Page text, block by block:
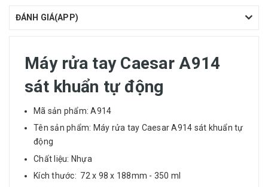
ĐÁNH GIÁ(APP)
Máy rửa tay Caesar A914
sát khuẩn tự động
Mã sản phẩm: A914
Tên sản phẩm: Máy rửa tay Caesar A914 sát khuẩn tự
động
Chất liệu: Nhựa
Kích thước: 72 x 98 x 188mm - 350 ml